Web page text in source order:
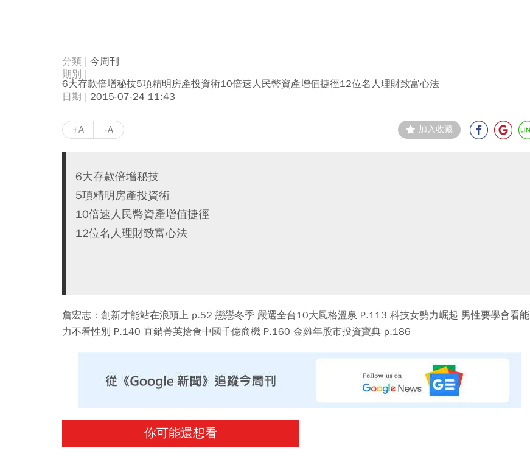
今周刊
6大存款倍增秘技5項精明房產投資術10倍速人民幣資產增值捷徑12位名人理財致富心法
2015-07-24 11:43
+A -A 加入收藏
6大存款倍增秘技
5項精明房產投資術
10倍速人民幣資產增值捷徑
12位名人理財致富心法
詹宏志：創新才能站在浪頭上 p.52 戀戀冬季 嚴選全台10大風格溫泉 P.113 科技女勢力崛起 男性要學會看能
力不看性別 P.140 直銷菁英搶食中國千億商機 P.160 金雞年股市投資寶典 p.186
你可能還想看